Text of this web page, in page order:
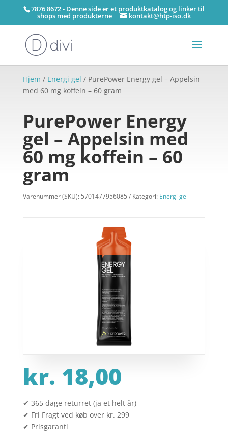
7876 8672 - Denne side er et produktkatalog og linker til
shops med produkterne kontakt@htp-iso.dk
Hjem / Energi gel / PurePower Energy gel – Appelsin
med 60 mg koffein – 60 gram
PurePower Energy
gel – Appelsin med
60 mg koffein – 60
gram
Varenummer (SKU): 5701477956085 Kategori: Energi gel
kr. 18,00
✔ 365 dage returret (ja et helt år)
✔ Fri Fragt ved køb over kr. 299
✔ Prisgaranti